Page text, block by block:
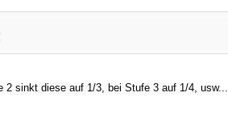
2 sinkt diese auf 1/3, bei Stufe 3 auf 1/4, usw...